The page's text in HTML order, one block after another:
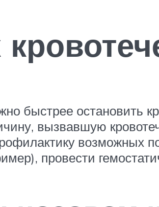
быстрее остановить
вызвавшую
возможных
провести